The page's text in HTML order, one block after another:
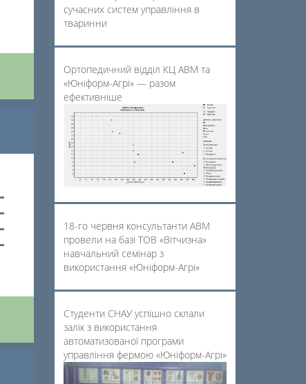
сучасних систем управління в
тваринни
Ортопедичний відділ КЦ АВМ та
«Юніформ-Агрі» — разом
ефективніше
18-го червня консультанти АВМ
провели на базі ТОВ «Вітчизна»
навчальний семінар з
використання «Юніформ-Агрі»
Студенти СНАУ успішно склали
залік з використання
автоматизованої програми
управління фермою «Юніформ-Агрі»